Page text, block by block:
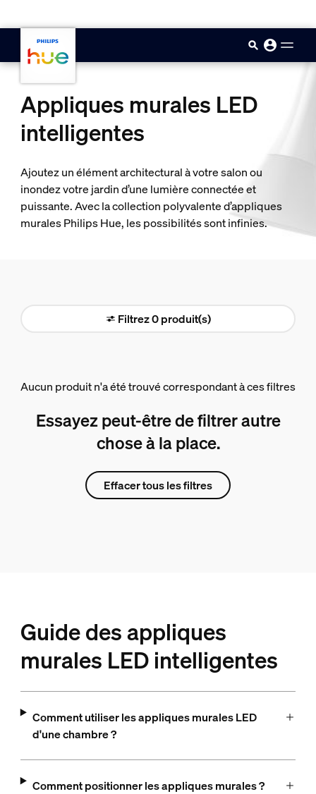
Appliques murales LED
intelligentes
Ajoutez un élément architectural à votre salon ou
inondez votre jardin d’une lumière connectée et
puissante. Avec la collection polyvalente d’appliques
murales Philips Hue, les possibilités sont infinies.
Filtrez 0 produit(s)
Aucun produit n'a été trouvé correspondant à ces filtres
Essayez peut-être de filtrer autre
chose à la place.
Effacer tous les filtres
Guide des appliques
murales LED intelligentes
Comment utiliser les appliques murales LED
d'une chambre ?
Comment positionner les appliques murales ?